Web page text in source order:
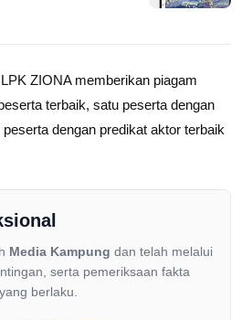
ZIONA memberikan piagam
terbaik, satu peserta dengan
dengan predikat aktor terbaik
Media Kampung dan telah melalui
serta pemeriksaan fakta
berlaku.